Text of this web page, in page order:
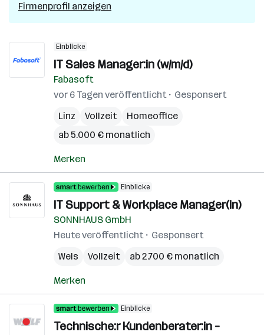
Firmenprofil anzeigen
Einblicke
IT Sales Manager:in (w/m/d)
Fabasoft
vor 6 Tagen veröffentlicht
Gesponsert
Linz
Vollzeit
Homeoffice
ab 5.000 € monatlich
Merken
Einblicke
IT Support & Workplace Manager(in)
SONNHAUS GmbH
Heute veröffentlicht
Gesponsert
Wels
Vollzeit ab 2.700 € monatlich
Merken
Einblicke
Technische:r Kundenberater:in –